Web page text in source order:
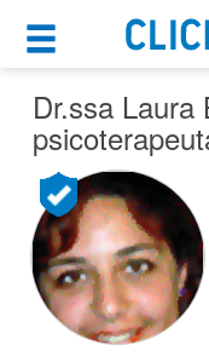
Psicoterapeuta
Roma (RM)
Cosa possiamo
Per i pazienti
Prenota
Ricerca
Consulti
Dr.ssa Laura